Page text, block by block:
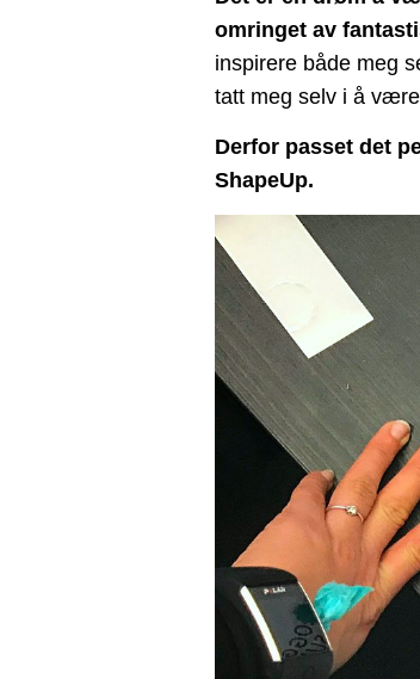
omringet av
inspirere både meg
tatt meg selv i å
Derfor passet det
ShapeUp.